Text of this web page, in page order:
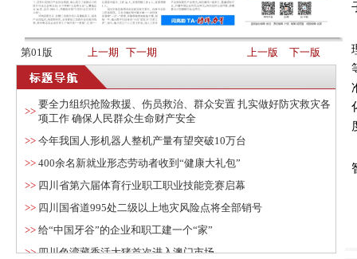
第01版 上一期 下一期 上一版 下一版
>>
要全力组织抢险救援、伤员救治、群众安置 扎实做好防灾救灾各
项工作 确保人民群众生命财产安全
>> 今年我国人形机器人整机产量有望突破10万台
>> 400余名新就业形态劳动者收到“健康大礼包”
>> 四川省第六届体育行业职工职业技能竞赛启幕
>> 四川国省道995处二级以上地灾风险点将全部销号
>> 给“中国牙谷”的企业和职工建一个“家”
>>四川色湾藏香活大猪首次进入澳门市场